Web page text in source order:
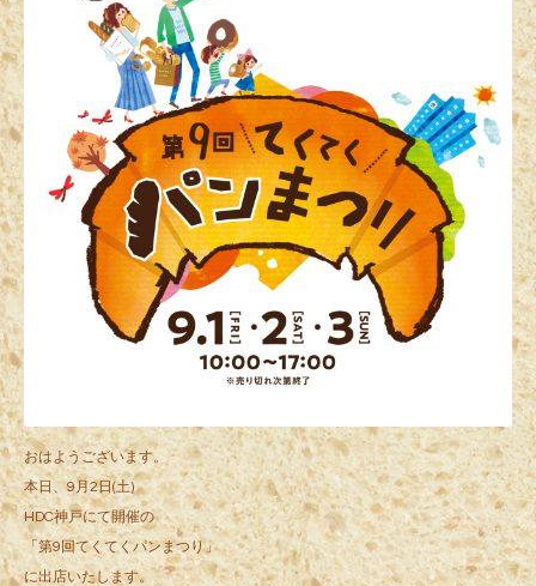
おはようございます。
本日、9月2日(土)
HDC神戸にて開催の
「第9回てくてくパンまつり」
に出店いたします。